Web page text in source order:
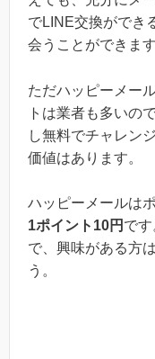
でLINE交換ができ
会うことができます
ただハッピーメー
トは業者も多いの
し無料でチャレン
価値はあります。
ハッピーメールは
1ポイント10円 で
で、興味がある方
う。